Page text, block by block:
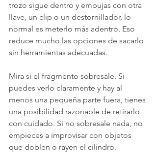
trozo sigue dentro y empujas con otra
llave, un clip o un destornillador, lo
normal es meterlo más adentro. Eso
reduce mucho las opciones de sacarlo
sin herramientas adecuadas.
Mira si el fragmento sobresale. Si
puedes verlo claramente y hay al
menos una pequeña parte fuera, tienes
una posibilidad razonable de retirarlo
con cuidado. Si no sobresale nada, no
empieces a improvisar con objetos
que doblen o rayen el cilindro.